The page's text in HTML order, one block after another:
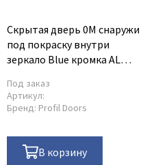
Скрытая дверь 0M снаружи
под покраску внутри
зеркало Blue кромка AL
Под заказ
Артикул:
Бренд: Profil Doors
В корзину